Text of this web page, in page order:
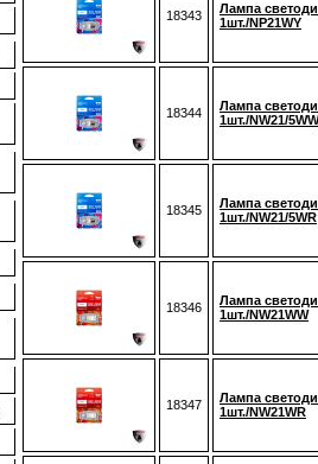
18343
Лампа
1шт./NP21WY
18344
Лампа
1шт./NW21/5WW
18345
Лампа
1шт./NW21/5WR
18346
Лампа
1шт./NW21WW
18347
Лампа
1шт./NW21WR